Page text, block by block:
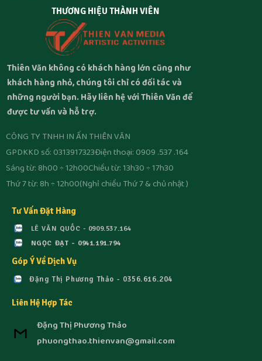
THƯƠNG HIỆU THÀNH VIÊN
Thiên Văn không có khách hàng lớn cũng như
khách hàng nhỏ, chúng tôi chỉ có đối tác và
những người bạn. Hãy liên hệ với Thiên Văn để
được tư vấn và hỗ trợ.
CÔNG TY TNHH IN ẤN THIÊN VĂN
GPDKKD số: 0313917323Điện thoại: 0909 .537 .164
Sáng từ: 8h00 ÷ 12h00Chiều từ: 13h30 ÷ 17h30
Thứ 7 từ: 8h ÷ 12h00(Nghỉ chiều Thứ 7 & chủ nhật )
Tư Vấn Đặt Hàng
LÊ VĂN QUỐC - 0909.537.164
NGỌC ĐẠT - 0941.191.794
Góp Ý Về Dịch Vụ
Đặng Thị Phương Thảo - 0356.616.204
Liên Hệ Hợp Tác
Đặng Thị Phương Thảo
phuongthao.thienvan@gmail.com